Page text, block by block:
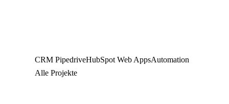
CRM PipedriveHubSpot Web AppsAutomation
Alle Projekte